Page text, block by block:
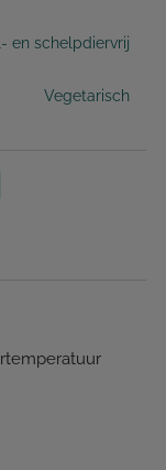
en schelpdiervrij
Vegetarisch